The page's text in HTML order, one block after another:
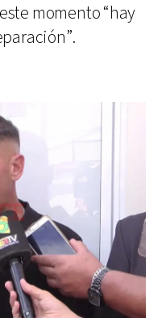
momento “hay